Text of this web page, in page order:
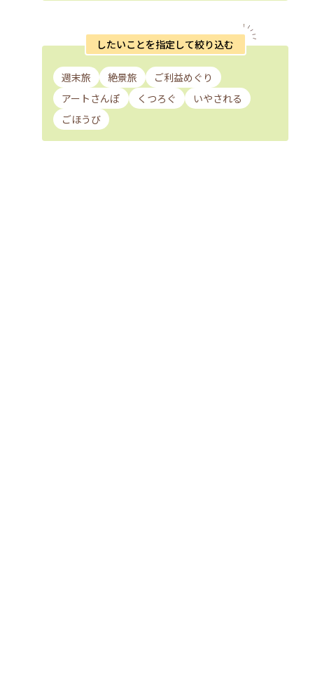
したいことを指定して絞り込む
週末旅 絶景旅
ご利益めぐり
アートさんぽ
くつろぐ
いやされる
ごほうび